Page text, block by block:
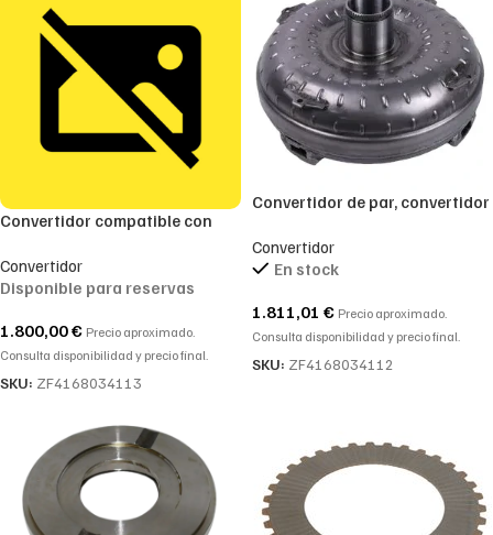
Convertidor compatible con
4168.034.113, 4168 034 113
para cajas de cambio 4WG200
Convertidor
Disponible para reservas
1.800,00€ Precio aproximado.
Consulta disponibilidad y precio final.
SKU: ZF4168034113
Convertidor de par, convertidor
4168 034 113 para transmisión
ZF 4WG200 4WG210
Convertidor
En stock
1.811,01 € Precio aproximado.
Consulta disponibilidad y precio final.
SKU: ZF4168034112